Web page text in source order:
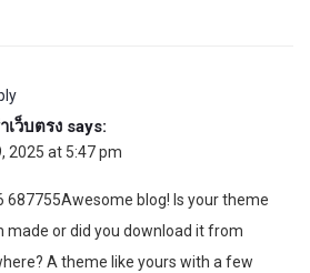
เว็บตรง says:
2025 at 5:47 pm
687755Awesome blog! Is your theme
made or did you download it from
A theme like yours with a few